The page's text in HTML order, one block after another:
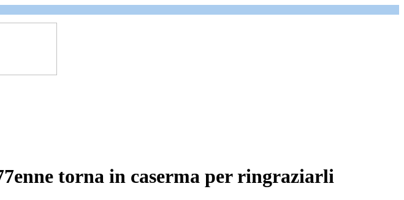
torna in caserma per ringraziarli